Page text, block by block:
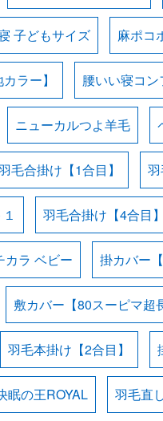
子どもサイズ 麻ポコ
ラー】 腰いい寝コン
ニューカルつよ羊毛
毛合掛け【1合目】 羽
羽毛合掛け【4合目】
カラ ベビー 掛カバー
敷カバー【80スーピマ超
羽毛本掛け【2合目】
眠の王ROYAL 羽毛直